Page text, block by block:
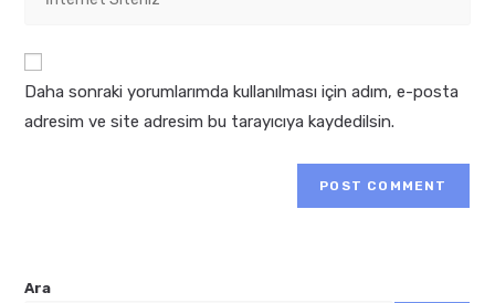
comment
comment
URL
(optional)
Daha sonraki yorumlarımda kullanılması için adım, e-posta
adresim ve site adresim bu tarayıcıya kaydedilsin.
Ara